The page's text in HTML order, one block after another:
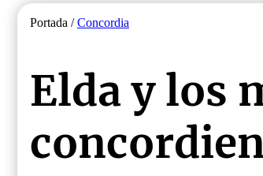
Portada /Concordia
Elda y los